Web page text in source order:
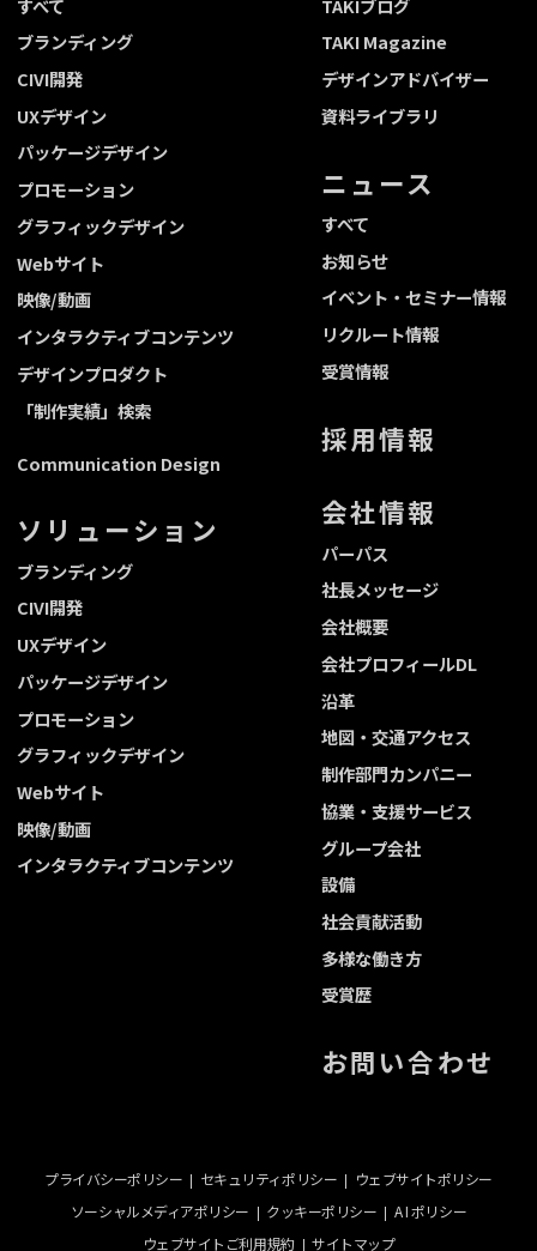
ブランディング
CIVI開発
UXデザイン
パッケージデザイン
プロモーション
グラフィックデザイン
Webサイト
映像/動画
インタラクティブコンテンツ
デザインプロダクト
「制作実績」検索
Communication Design
ソリューション
ブランディング
CIVI開発
UXデザイン
パッケージデザイン
プロモーション
グラフィックデザイン
Webサイト
映像/動画
インタラクティブコンテンツ
TAKI Magazine
デザインアドバイザー
資料ライブラリ
ニュース
すべて
お知らせ
イベント・セミナー情報
リクルート情報
受賞情報
採用情報
会社情報
パーパス
社長メッセージ
会社概要
会社プロフィールDL
沿革
地図・交通アクセス
制作部門カンパニー
協業・支援サービス
グループ会社
設備
社会貢献活動
多様な働き方
受賞歴
お問い合わせ
プライバシーポリシー セキュリティポリシー
ウェブサイトポリシー
ソーシャルメディアポリシー
クッキーポリシー
A I ポリシー
ウェブサイトご利用規約
サイトマップ